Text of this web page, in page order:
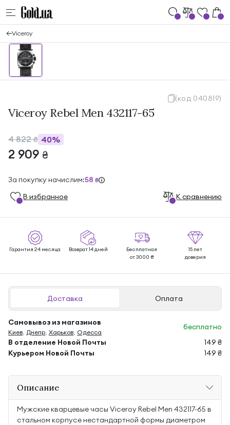
Viceroy
(код 040819)
Viceroy Rebel Men 432117-65
4 822₴ 40%
2 909 ₴
За покупку начислим:58 ₴
В избранноe К сравнению
Гарантия 24 месяца Возврат 14 дней
Бесплатная
от 3000 ₴
15 лет
доверия
Доставка Оплата
Самовывоз из магазинов
Киев, Днепр, Харьков, Одесса
бесплатно
В отделение Новой Почты
149 ₴
Курьером Новой Почты
149 ₴
Описание
Мужские кварцевые часы Viceroy Rebel Men 432117-65 в
стальном корпусе нестандартной формы диаметром